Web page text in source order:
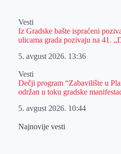
Vesti
Iz Gradske bašte ispraćeni
ulicama grada pozivaju na 41.
5. avgust 2026. 13:36
Vesti
Dečji program “Zabavilište u
održan u toku gradske
5. avgust 2026. 10:44
Najnovije vesti